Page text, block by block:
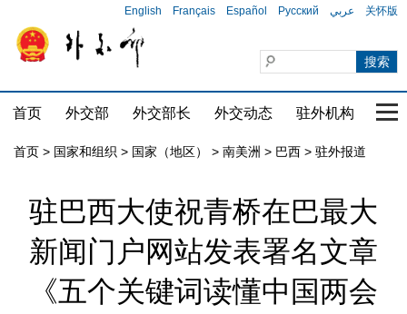
English Français Español Русский عربي 关怀版
首页 外交部 外交部长 外交动态 驻外机构 国
首页 > 国家和组织 > 国家（地区） > 南美洲 > 巴西 > 驻外报道
驻巴西大使祝青桥在巴最大
新闻门户网站发表署名文章
《五个关键词读懂中国两会